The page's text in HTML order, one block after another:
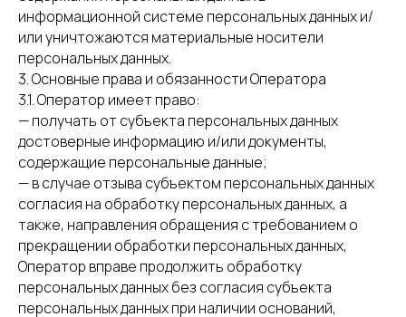
информационной системе персональных данных и/
или уничтожаются материальные носители
персональных данных.
3. Основные права и обязанности Оператора
3.1. Оператор имеет право:
— получать от субъекта персональных данных
достоверные информацию и/или документы,
содержащие персональные данные;
— в случае отзыва субъектом персональных данных
согласия на обработку персональных данных, а
также, направления обращения с требованием о
прекращении обработки персональных данных,
Оператор вправе продолжить обработку
персональных данных без согласия субъекта
персональных данных при наличии оснований,